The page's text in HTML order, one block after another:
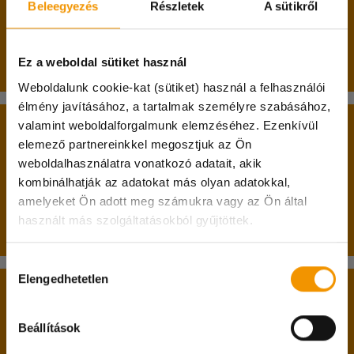
Beleegyezés Részletek A sütikről
Ez a weboldal sütiket használ
Weboldalunk cookie-kat (sütiket) használ a felhasználói
élmény javításához, a tartalmak személyre szabásához,
valamint weboldalforgalmunk elemzéséhez. Ezenkívül
elemező partnereinkkel megosztjuk az Ön
weboldalhasználatra vonatkozó adatait, akik
kombinálhatják az adatokat más olyan adatokkal,
amelyeket Ön adott meg számukra vagy az Ön által
használt más szolgáltatásokból gyűjtöttek.
kiválasztása
Elengedhetetlen
Beállítások
Kedves Diákok!
A 08.08-i munkanapon irodánk zárva tart és
Megértéseteket köszönjük!
követően - személyesen történik azután, hogy
jelentkeztél egy munkára, amit el akarsz végezni,
elvégzésére.
A belépés két alapfeltétele:
betöltött 17. életév;
nappali tagozatos hallgatói jogviszony.
Passzív féléves hallgatók jelentkezését is várjuk!
személyi igazolványodat;